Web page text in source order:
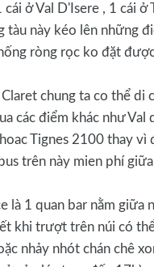
cái ở Val D'Isere , 1 cái ở
tàu này kéo lên những
ròng rọc ko đặt
Claret chung ta co thể di
các điểm khác như Val
Tignes 2100 thay vì
trên này mien phí
là 1 quan bar nằm giữa
khi trượt trên núi có
nhảy nhót chán chê